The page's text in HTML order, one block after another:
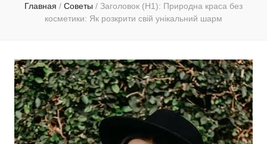
Главная / Советы / Заголовок (H1): Природна краса без
косметики: Як розкрити свій унікальний шарм